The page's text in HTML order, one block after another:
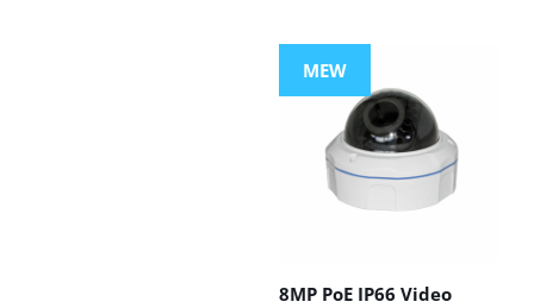
MEW
8MP PoE IP66 Video